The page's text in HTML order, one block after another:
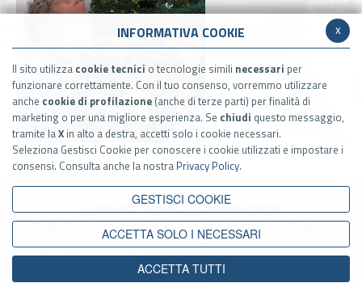
Leggi l'articolo di
Repubblica
Contatti Privacy Cookie Policy
“Integration and Community Care for Asylum and Refugees in
Emergency (I.C.A.R.E)”,
Grant Agreement n. HOME/2017/AMIF/AG/EMAS/0075
x
INFORMATIVA COOKIE
Il sito utilizza cookie tecnici o tecnologie simili necessari per
funzionare correttamente. Con il tuo consenso, vorremmo utilizzare
anche cookie di profilazione (anche di terze parti) per finalità di
marketing o per una migliore esperienza. Se chiudi questo messaggio,
tramite laX in alto a destra, accetti solo i cookie necessari.
Seleziona Gestisci Cookie per conoscere i cookie utilizzati e impostare i
consensi. Consulta anche la nostra Privacy Policy.
GESTISCI COOKIE
ACCETTA SOLO I NECESSARI
ACCETTA TUTTI